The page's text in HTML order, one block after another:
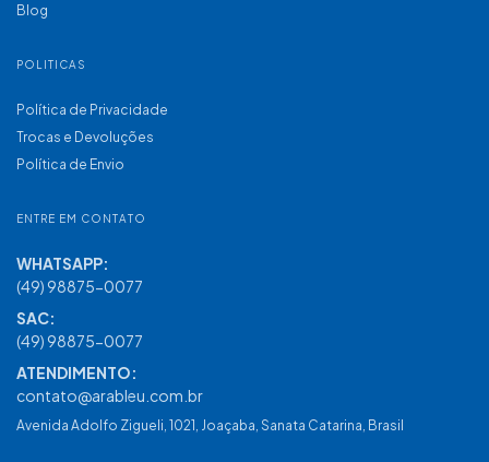
Blog
POLITICAS
Política de Privacidade
Trocas e Devoluções
Política de Envio
ENTRE EM CONTATO
(49) 98875-0077
contato@arableu.com.br
Avenida Adolfo Zigueli, 1021, Joaçaba, Sanata Catarina, Brasil